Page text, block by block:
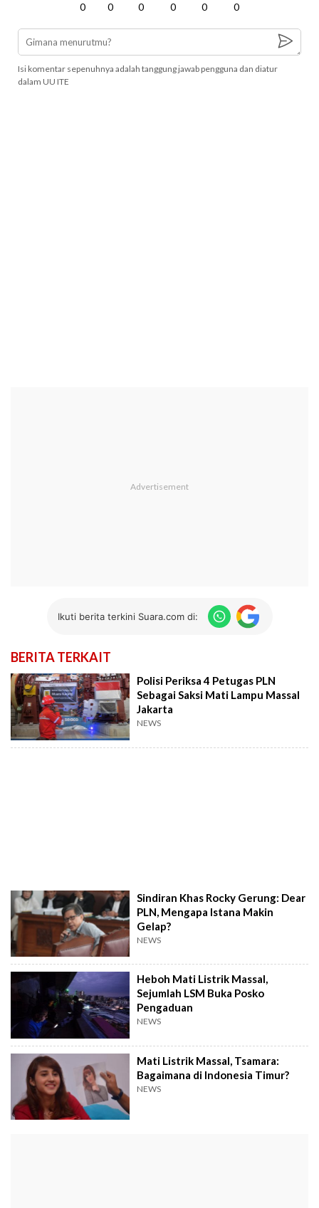
0 0 0 0 0 0
Isi komentar sepenuhnya adalah tanggung jawab pengguna dan diatur
dalam UU ITE
Ikuti berita terkini Suara.com di:
BERITA TERKAIT
Polisi Periksa 4 Petugas PLN
Sebagai Saksi Mati Lampu Massal
Jakarta
NEWS
Sindiran Khas Rocky Gerung: Dear
PLN, Mengapa Istana Makin
Gelap?
NEWS
Heboh Mati Listrik Massal,
Sejumlah LSM Buka Posko
Pengaduan
NEWS
Mati Listrik Massal, Tsamara:
Bagaimana di Indonesia Timur?
NEWS